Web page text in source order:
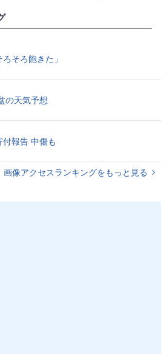
そろ飽きた」
の天気予想
報告 中傷も
画像アクセスランキングをもっと見る